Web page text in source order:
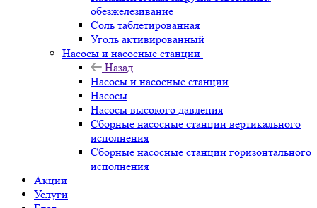
обезжелезивание
Соль таблетированная
Уголь активированный
Насосы и насосные станции
Назад
Насосы и насосные станции
Насосы
Насосы высокого давления
Сборные насосные станции вертикального
исполнения
Сборные насосные станции горизонтального
исполнения
Акции
Услуги